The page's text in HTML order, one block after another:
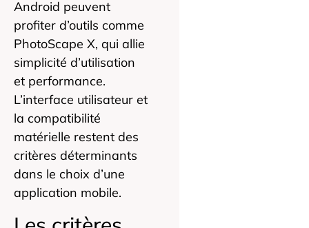
Android peuvent
profiter d’outils comme
PhotoScape X, qui allie
simplicité d’utilisation
et performance.
L’interface utilisateur et
la compatibilité
matérielle restent des
critères déterminants
dans le choix d’une
application mobile.